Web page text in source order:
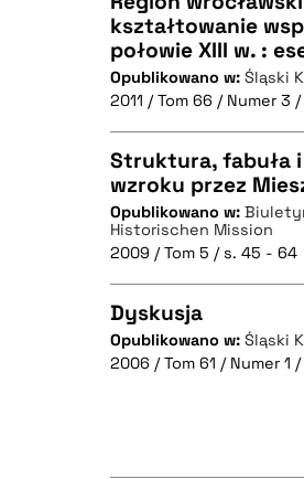
BIBTEX
CZYSTY
BIBTEX
kształtowanie
połowie XIII w. :
Opublikowano w: Śląski
2011 / Tom 66 / Numer 3 /
CZYSTY
BIBTEX
Struktura, fabuła
wzroku przez
Opublikowano w:
Historischen Mission
2009 / Tom 5 / s. 45 - 64
CZYSTY
Dyskusja
Opublikowano w: Śląski
2006 / Tom 61 / Numer 1